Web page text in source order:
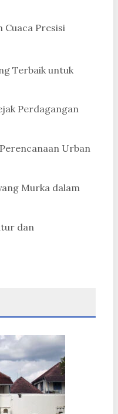
Cuaca Presisi
Terbaik untuk
Perdagangan
Urban
Murka dalam
dan